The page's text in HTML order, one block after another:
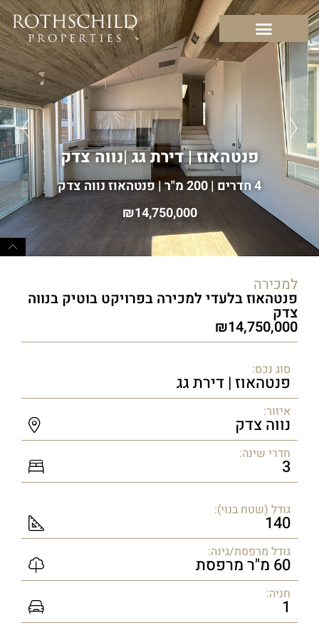
פנטהאוז | דירת גג|נווה צדק
4 חדרים | 200 מ"ר | פנטהאוז נווה צדק
14,750,000
למכירה
פנטהאוז בלעדי למכירה בפרויקט בוטיק בנווה
צדק
14,750,000
סוג נכס:
פנטהאוז | דירת גג
איזור:
נווה צדק
חדרי שינה:
3
גודל (שטח בנוי):
140
גודל מרפסת/גינה:
60 מ"ר מרפסת
חניה:
1